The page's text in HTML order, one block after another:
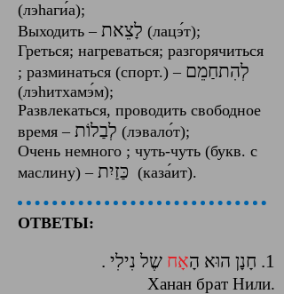
(лэhаги́а);
Выходить – ‎
(лацэ́т);‎
Греться; нагреваться; разгорячиться
; разминаться (спорт.) – ‎
‎‎(лэhитхамэ́м)‎;
Развлекаться, проводить свободное
время – ‎לְבַלוֹת ‎ (лэвало́т);‎
Очень немного ; чуть-чуть (букв. с
כַּזַיִת ‎ (каза́ит).
ОТВЕТЫ:
1. חָנָן הוּא הָ אָח שֶל נִילִי .
.Ханан брат Нили